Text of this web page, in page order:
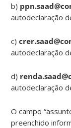
b)
autodeclaração
c)
autodeclaração
d)
autodeclaração
O campo
preenchido